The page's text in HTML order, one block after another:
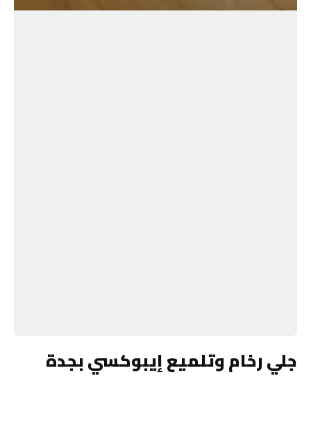
جلي رخام وتلميع إيبوكسي بجدة